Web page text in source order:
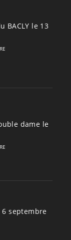
BACLY le 13
dame le
septembre